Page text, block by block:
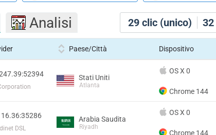
29 clic (unico) 32
Analisi
Paese/Città Dispositivo
Stati Uniti
Atlanta
OS X 0
Chrome 144
DSL
Arabia Saudita
Riyadh
OS X 0
Chrome 144